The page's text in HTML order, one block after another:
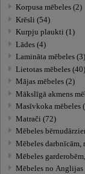
Korpusa mēbeles (2)
Krēsli (54)
Kurpju plaukti (1)
Lādes (4)
Lamināta mēbeles (3)
Lietotas mēbeles (40)
Mājas mēbeles (2)
Mākslīgā akmens
Masīvkoka mēbeles
Matrači (72)
Mēbeles
Mēbeles darbnīcām,
Mēbeles
Mēbeles no Anglijas